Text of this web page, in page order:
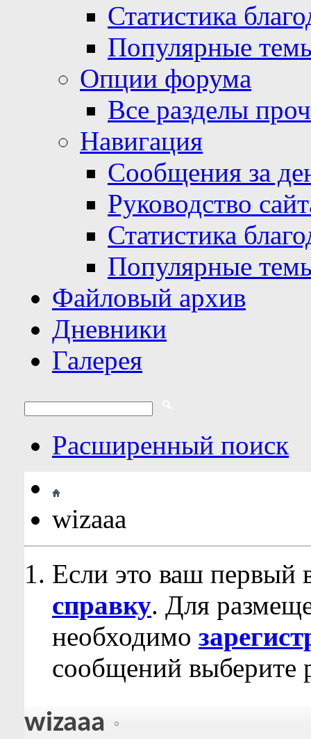
Статистика
Популярные
Опции форума
Все разделы
Навигация
Сообщения за
Руководство
Статистика
Популярные
Файловый архив
Дневники
Галерея
Расширенный поиск
wizaaa
Если это ваш первый
справку. Для
необходимо
сообщений выберите
wizaaa